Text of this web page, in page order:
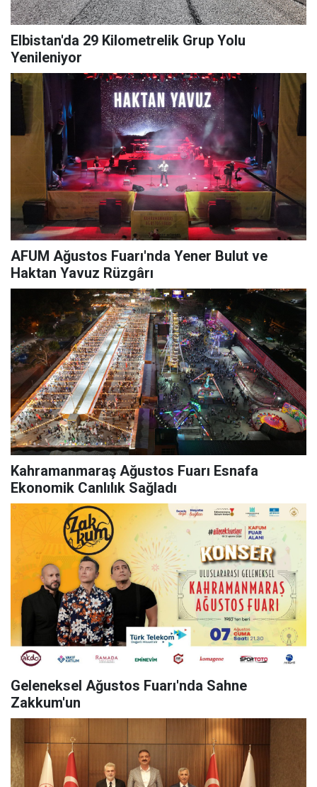
Elbistan'da 29 Kilometrelik Grup Yolu
Yenileniyor
AFUM Ağustos Fuarı'nda Yener Bulut ve
Haktan Yavuz Rüzgârı
Kahramanmaraş Ağustos Fuarı Esnafa
Ekonomik Canlılık Sağladı
Geleneksel Ağustos Fuarı'nda Sahne
Zakkum'un